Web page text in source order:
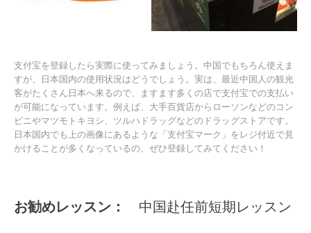
支付宝を登録したら実際に使ってみましょう。中国でもちろん使えま
すが、日本国内の使用状況はどうでしょう。実は、最近中国人の観光
客がたくさん日本へ来るので、ますます多くの店で支付宝での支払い
が可能になっています。例えば、大手百貨店からローソンなどのコン
ビニやマツモトキヨシ、ツルハドラッグなどのドラッグストアです。
日本国内でも上の画像にあるような「支付宝マーク」をレジ付近で見
かけることが多くなっているの、ぜひ登録してみてください！
お勧めレッスン： 中国赴任前短期レッスン